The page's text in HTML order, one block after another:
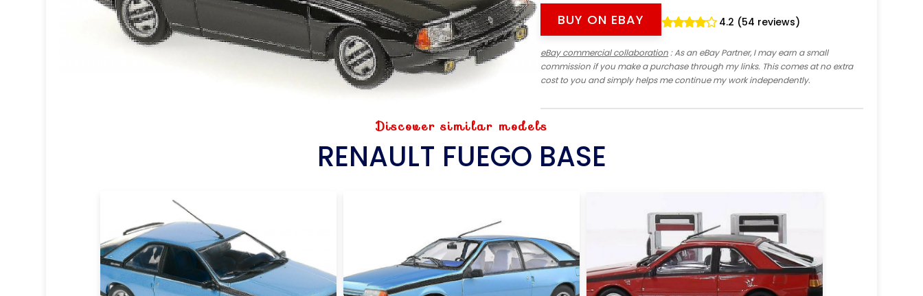
BUY ON EBAY 4.2 (54 reviews)
eBay commercial collaboration: As an eBay Partner, I may earn a small
commission if you make a purchase through my links. This comes at no extra
cost to you and simply helps me continue my work independently.
Discover similar models
RENAULT FUEGO BASE